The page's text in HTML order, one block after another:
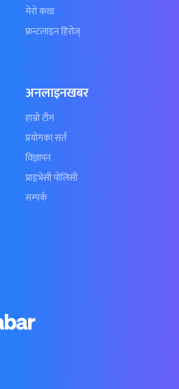
मेरो कथा
फ्रन्टलाइन हिरोज्
अनलाइनखबर
हाम्रो टीम
प्रयोगका सर्त
विज्ञापन
प्राइभेसी पोलिसी
सम्पर्क